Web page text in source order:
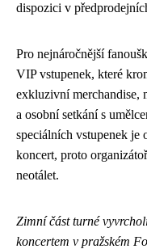
dispozici v
Pro nejnáročnější
VIP vstupenek, které
exkluzivní merchandise,
a osobní setkání s
speciálních vstupenek je
koncert, proto
neotálet.
Zimní část turné
koncertem v pražském